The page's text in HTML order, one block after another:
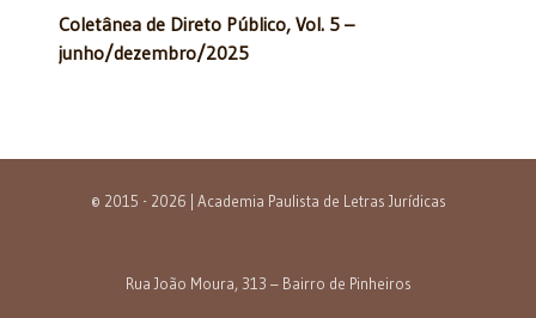
Coletânea de Direto Público, Vol. 5 –
junho/dezembro/2025
© 2015 - 2026 | Academia Paulista de Letras Jurídicas
Rua João Moura, 313 – Bairro de Pinheiros